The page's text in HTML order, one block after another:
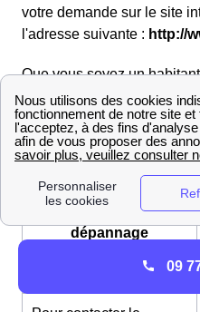
votre demande sur le site
l'adresse suivante : http://
Que vous soyez un
ou un professionnel
souhaitant faire un
vers cette adresse qu'il faut
Pour appeler le
service de
dépannage
09